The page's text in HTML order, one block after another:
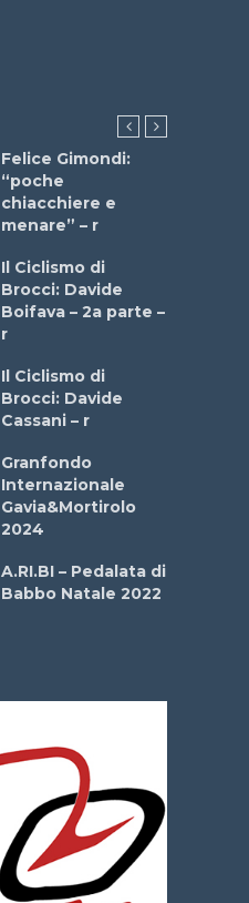
Felice Gimondi:
“poche
chiacchiere e
menare” – r
Il Ciclismo di
Brocci: Davide
Boifava – 2a parte –
r
Il Ciclismo di
Brocci: Davide
Cassani – r
Granfondo
Internazionale
Gavia&Mortirolo
2024
A.RI.BI – Pedalata di
Babbo Natale 2022